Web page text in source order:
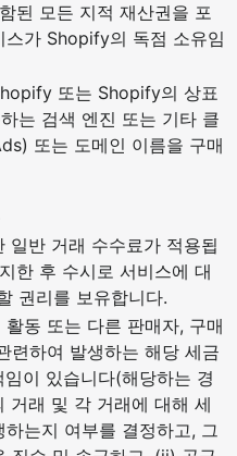
된 모든 지적 재산권을 포
가 Shopify의 독점 소유임
또는 Shopify의 상표
는 검색 엔진 또는 기타 클
또는 도메인 이름을 구매
반 거래 수수료가 적용됩
한 후 수시로 서비스에 대
권리를 보유합니다.
동 또는 다른 판매자, 구매
련하여 발생하는 해당 세금
이 있습니다(해당하는 경
거래 및 각 거래에 대해 세
는지 여부를 결정하고, 그